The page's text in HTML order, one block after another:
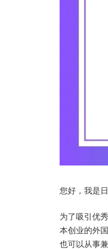
您好，我是
为了吸引优
本创业的外
也可以从事兼